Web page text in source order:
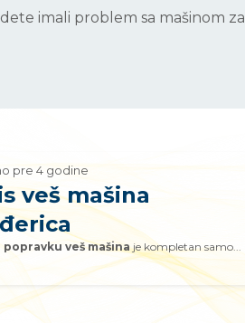
imali problem sa mašinom za
pre 4 godine
veš mašina
popravku veš mašinaje kompletan samo...